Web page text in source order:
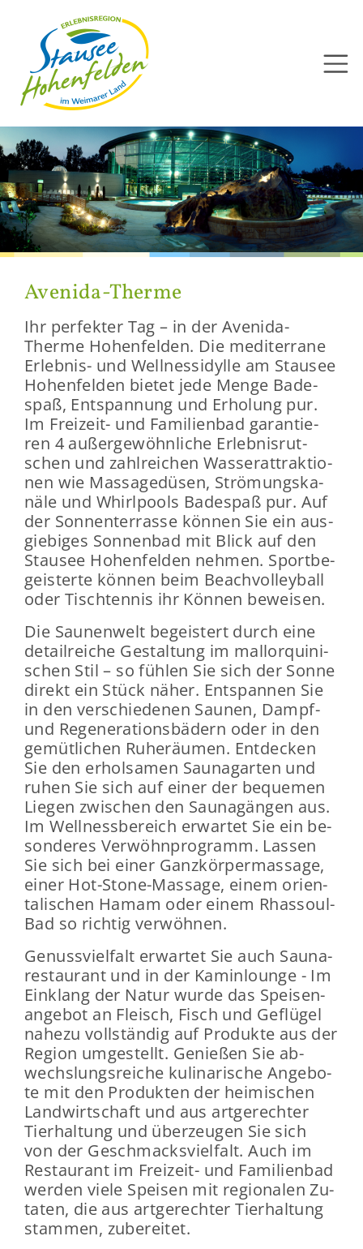
Avenida-​Therme
Ihr per­fek­ter Tag – in der Avenida-​
Therme Ho­hen­fel­den. Die me­di­ter­ra­ne
Erlebnis-​ und Well­ness­idyl­le am Stau­see
Ho­hen­fel­den bie­tet jede Menge Ba­de­
spaß, Ent­span­nung und Er­ho­lung pur.
Im Freizeit-​ und Fa­mi­li­en­bad ga­ran­tie­
ren 4 au­ßer­ge­wöhn­li­che Er­leb­nis­rut­
schen und zahl­rei­chen Was­ser­at­trak­tio­
nen wie Mas­sa­ge­dü­sen, Strö­mungs­ka­
nä­le und Whirl­pools Ba­de­spaß pur. Auf
der Son­nen­ter­ras­se kön­nen Sie ein aus­
gie­bi­ges Son­nen­bad mit Blick auf den
Stau­see Ho­hen­fel­den neh­men. Sport­be­
geis­ter­te kön­nen beim Beach­vol­ley­ball
oder Tisch­ten­nis ihr Kön­nen be­wei­sen.
Die Sau­nen­welt be­geis­tert durch eine
de­tail­rei­che Ge­stal­tung im mal­lor­qui­ni­
schen Stil – so füh­len Sie sich der Sonne
di­rekt ein Stück näher. Ent­span­nen Sie
in den ver­schie­de­nen Sau­nen, Dampf-​
und Re­ge­ne­ra­ti­ons­bä­dern oder in den
ge­müt­li­chen Ru­he­räu­men. Ent­de­cken
Sie den er­hol­sa­men Sau­na­gar­ten und
ruhen Sie sich auf einer der be­que­men
Lie­gen zwi­schen den Sau­na­gän­gen aus.
Im Well­ness­be­reich er­war­tet Sie ein be­
son­de­res Ver­wöhn­pro­gramm. Las­sen
Sie sich bei einer Ganz­kör­per­mas­sa­ge,
einer Hot-​Stone-Massage, einem ori­en­
ta­li­schen Hamam oder einem Rhassoul-​
Bad so rich­tig ver­wöh­nen.
Ge­nuss­viel­falt er­war­tet Sie auch Sau­na­
re­stau­rant und in der Ka­min­lounge - Im
Ein­klang der Natur wurde das Spei­sen­
an­ge­bot an Fleisch, Fisch und Ge­flü­gel
na­he­zu voll­stän­dig auf Pro­duk­te aus der
Re­gi­on um­ge­stellt. Ge­nie­ßen Sie ab­
wechs­lungs­rei­che ku­li­na­ri­sche An­ge­bo­
te mit den Pro­duk­ten der hei­mi­schen
Land­wirt­schaft und aus art­ge­rech­ter
Tier­hal­tung und über­zeu­gen Sie sich
von der Ge­schmacks­viel­falt. Auch im
Re­stau­rant im Freizeit-​ und Fa­mi­li­en­bad
wer­den viele Spei­sen mit re­gio­na­len Zu­
ta­ten, die aus art­ge­rech­ter Tier­hal­tung
stam­men, zu­be­rei­tet.